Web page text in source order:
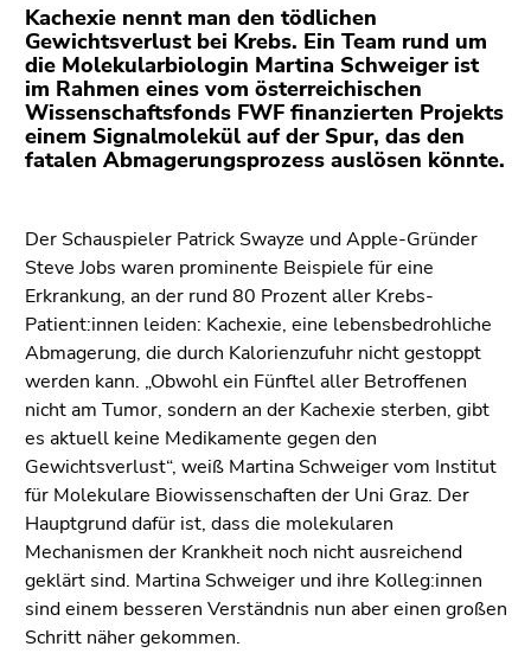
Zu
den
Zusatzinformationen
(Zugriffstaste
5)
Zu
(Benutzer/Sprache)
(Zugriffstaste
8)
Zur
Suche
(Zugriffstaste
9)
Kachexie nennt man den tödlichen
Gewichtsverlust bei Krebs. Ein Team rund um
die Molekularbiologin Martina Schweiger ist
im Rahmen eines vom österreichischen
Wissenschaftsfonds FWF finanzierten Projekts
einem Signalmolekül auf der Spur, das den
fatalen Abmagerungsprozess auslösen könnte.
Der Schauspieler Patrick Swayze und Apple-Gründer
Steve Jobs waren prominente Beispiele für eine
Erkrankung, an der rund 80 Prozent aller Krebs-
Patient:innen leiden: Kachexie, eine lebensbedrohliche
Abmagerung, die durch Kalorienzufuhr nicht gestoppt
werden kann. „Obwohl ein Fünftel aller Betroffenen
nicht am Tumor, sondern an der Kachexie sterben, gibt
es aktuell keine Medikamente gegen den
Gewichtsverlust“, weiß Martina Schweiger vom Institut
für Molekulare Biowissenschaften der Uni Graz. Der
Hauptgrund dafür ist, dass die molekularen
Mechanismen der Krankheit noch nicht ausreichend
geklärt sind. Martina Schweiger und ihre Kolleg:innen
sind einem besseren Verständnis nun aber einen großen
Schritt näher gekommen.